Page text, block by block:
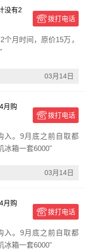
没有2
拨打电话
月时间，原价15万，
03月14日
月购
拨打电话
入。9月底之前自取都
冰箱一套6000"
03月14日
月购
拨打电话
入。9月底之前自取都
冰箱一套6000"